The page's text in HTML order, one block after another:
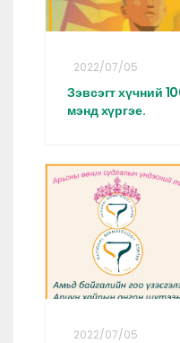
2022/07/05
Зэвсэгт хүчний
мэнд хүргэе.
2022/07/05